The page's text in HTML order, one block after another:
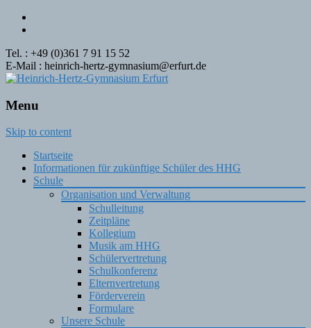
Tel. : +49 (0)361 7 91 15 52
E-Mail : heinrich-hertz-gymnasium@erfurt.de
Menu
Skip to content
Startseite
Informationen für zukünftige Schüler des HHG
Schule
Organisation und Verwaltung
Schulleitung
Zeitpläne
Kollegium
Musik am HHG
Schülervertretung
Schulkonferenz
Elternvertretung
Förderverein
Formulare
Unsere Schule